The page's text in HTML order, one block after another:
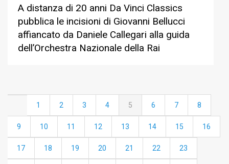
A distanza di 20 anni Da Vinci Classics
pubblica le incisioni di Giovanni Bellucci
affiancato da Daniele Callegari alla guida
dell’Orchestra Nazionale della Rai
1 2 3 4 5 6 7 8
9 10 11 12 13 14 15 16
17 18 19 20 21 22 23